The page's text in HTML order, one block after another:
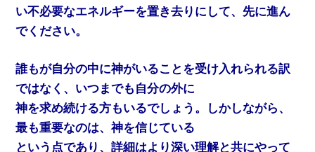
い不必要なエネルギーを置き去りにして、先に進ん
でください。
誰もが自分の中に神がいることを受け入れられる訳
ではなく、いつまでも自分の外に
神を求め続ける方もいるでしょう。しかしながら、
最も重要なのは、神を信じている
という点であり、詳細はより深い理解と共にやって